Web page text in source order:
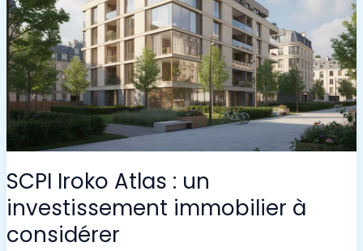
TOUTE
SÉCURITÉ
SCPI Iroko Atlas : un
investissement immobilier à
considérer